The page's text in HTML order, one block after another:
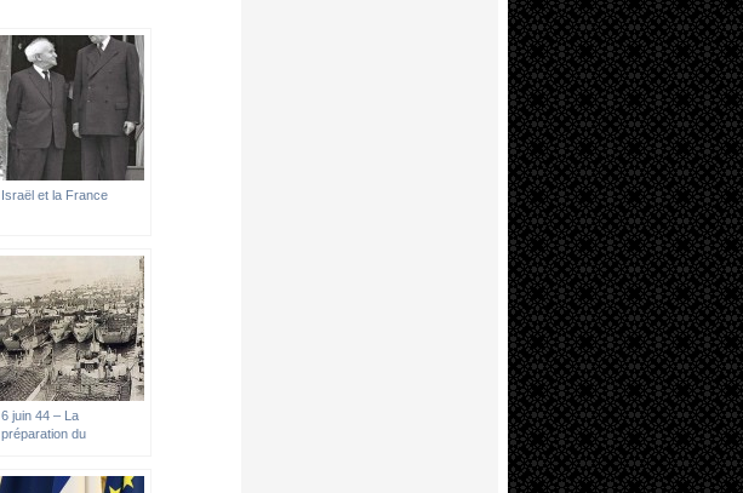
Israël et la France
6 juin 44 – La
préparation du